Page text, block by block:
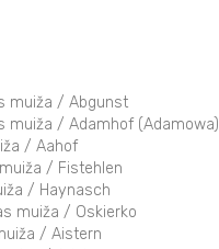
muiža / Abgunst
muiža / Adamhof (Adamowa)
/ Aahof
/ Fistehlen
/ Haynasch
muiža / Oskierko
/ Aistern